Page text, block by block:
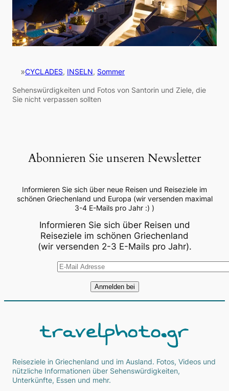
»CYCLADES, INSELN, Sommer
Sehenswürdigkeiten und Fotos von Santorin und Ziele, die
Sie nicht verpassen sollten
Abonnieren Sie unseren Newsletter
Informieren Sie sich über neue Reisen und Reiseziele im
schönen Griechenland und Europa (wir versenden maximal
3-4 E-Mails pro Jahr :) )
Informieren Sie sich über Reisen und
Reiseziele im schönen Griechenland
(wir versenden 2-3 E-Mails pro Jahr).
Reiseziele in Griechenland und im Ausland. Fotos, Videos und
nützliche Informationen über Sehenswürdigkeiten,
Unterkünfte, Essen und mehr.